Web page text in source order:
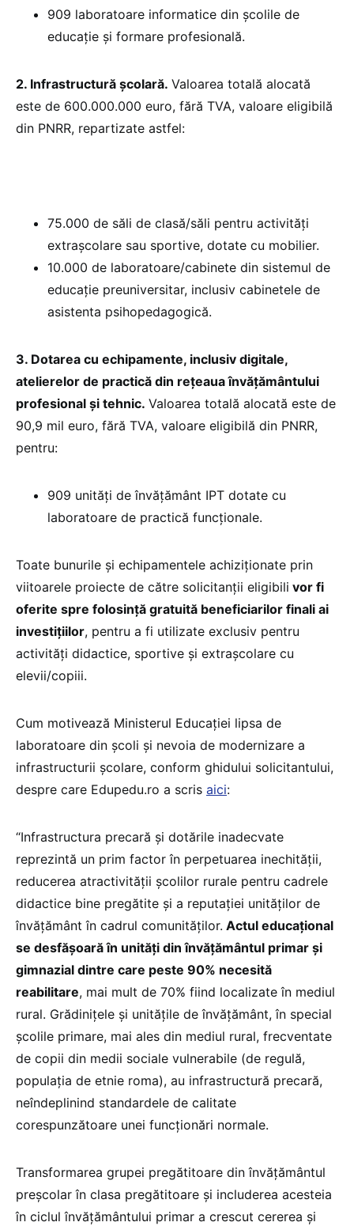
909 laboratoare informatice din școlile de
educație și formare profesională.
2. Infrastructură școlară. Valoarea totală alocată
este de 600.000.000 euro, fără TVA, valoare eligibilă
din PNRR, repartizate astfel:
75.000 de săli de clasă/săli pentru activități
extrașcolare sau sportive, dotate cu mobilier.
10.000 de laboratoare/cabinete din sistemul de
educație preuniversitar, inclusiv cabinetele de
asistenta psihopedagogică.
3. Dotarea cu echipamente, inclusiv digitale,
atelierelor de practică din rețeaua învățământului
profesional și tehnic. Valoarea totală alocată este de
90,9 mil euro, fără TVA, valoare eligibilă din PNRR,
pentru:
909 unități de învățământ IPT dotate cu
laboratoare de practică funcționale.
Toate bunurile și echipamentele achiziționate prin
viitoarele proiecte de către solicitanții eligibili vor fi
oferite spre folosință gratuită beneficiarilor finali ai
investițiilor, pentru a fi utilizate exclusiv pentru
activități didactice, sportive și extrașcolare cu
elevii/copiii.
Cum motivează Ministerul Educației lipsa de
laboratoare din școli și nevoia de modernizare a
infrastructurii școlare, conform ghidului solicitantului,
despre care Edupedu.ro a scris aici:
“Infrastructura precară și dotările inadecvate
reprezintă un prim factor în perpetuarea inechității,
reducerea atractivității școlilor rurale pentru cadrele
didactice bine pregătite și a reputației unităților de
învățământ în cadrul comunităților. Actul educațional
se desfășoară în unități din învățământul primar și
gimnazial dintre care peste 90% necesită
reabilitare, mai mult de 70% fiind localizate în mediul
rural. Grădinițele și unitățile de învățământ, în special
școlile primare, mai ales din mediul rural, frecventate
de copii din medii sociale vulnerabile (de regulă,
populația de etnie roma), au infrastructură precară,
neîndeplinind standardele de calitate
corespunzătoare unei funcționări normale.
Transformarea grupei pregătitoare din învățământul
preșcolar în clasa pregătitoare și includerea acesteia
în ciclul învățământului primar a crescut cererea și